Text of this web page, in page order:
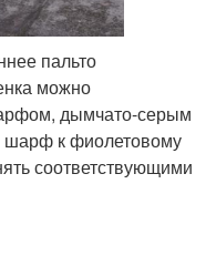
пальто
можно
дымчато-серым
шарф к фиолетовому
соответствующими